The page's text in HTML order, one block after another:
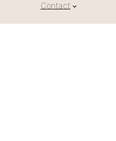
Contact